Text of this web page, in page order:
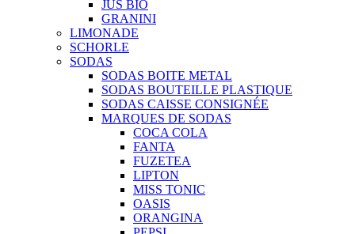
JUS BIO
GRANINI
LIMONADE
SCHORLE
SODAS
SODAS BOITE METAL
SODAS BOUTEILLE PLASTIQUE
SODAS CAISSE CONSIGNÉE
MARQUES DE SODAS
COCA COLA
FANTA
FUZETEA
LIPTON
MISS TONIC
OASIS
ORANGINA